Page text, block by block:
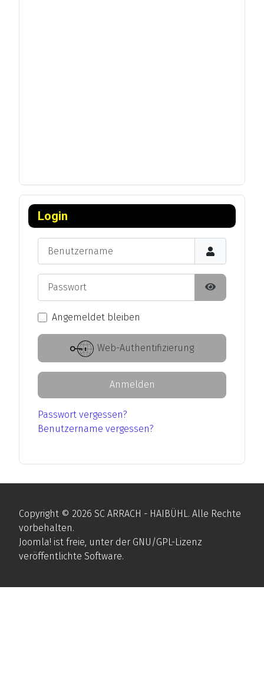
Login
Passwort
Angemeldet bleiben
Web-Authentifizierung
Anmelden
Passwort vergessen?
Benutzername vergessen?
Copyright © 2026 SC ARRACH - HAIBÜHL. Alle Rechte
vorbehalten.
Joomla! ist freie, unter der GNU/GPL-Lizenz
veröffentlichte Software.